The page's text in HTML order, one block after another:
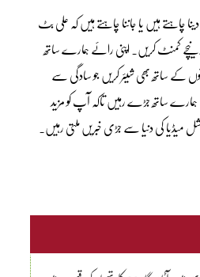
چاہتے ہیں یا جاننا چاہتے ہیں کہ علی بٹ
کمنٹ کریں۔ اپنی رائے ہمارے ساتھ
کے ساتھ بھی شیئر کریں جو سادگی سے
ساتھ جڑے رہیں تاکہ آپ کو مزید
میڈیا کی دنیا سے جڑی خبریں ملتی رہیں۔